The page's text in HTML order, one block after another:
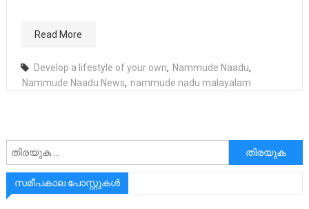
Read More
Develop a lifestyle of your own, Nammude Naadu,
Nammude Naadu News, nammude nadu malayalam
അനേഷിക്കുക
സമീപകാല പോസ്റ്റുകൾ